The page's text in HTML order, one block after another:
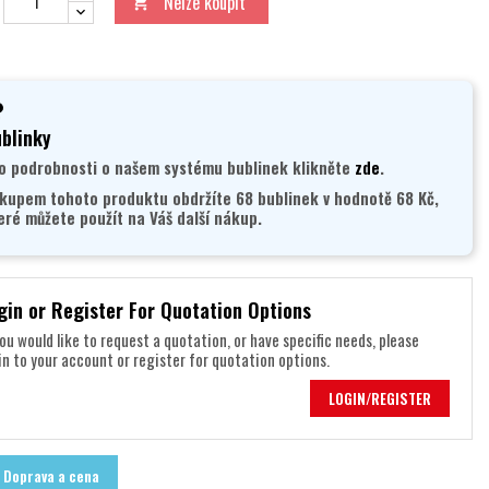
podrobnosti o našem systému bublinek klikněte zde.
tohoto produktu obdržíte 68 bublinek v hodnotě 68 Kč,
můžete použít na Váš další nákup.
or Register For Quotation Options
would like to request a quotation, or have specific needs, please
to your account or register for quotation options.
LOGIN/REGISTER
Doprava a cena